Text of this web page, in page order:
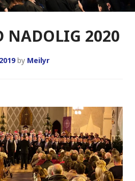
NADOLIG 2020
by Meilyr